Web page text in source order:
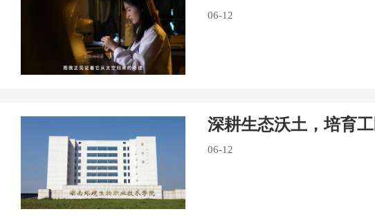
06-12
深耕生态沃土，培育
06-12